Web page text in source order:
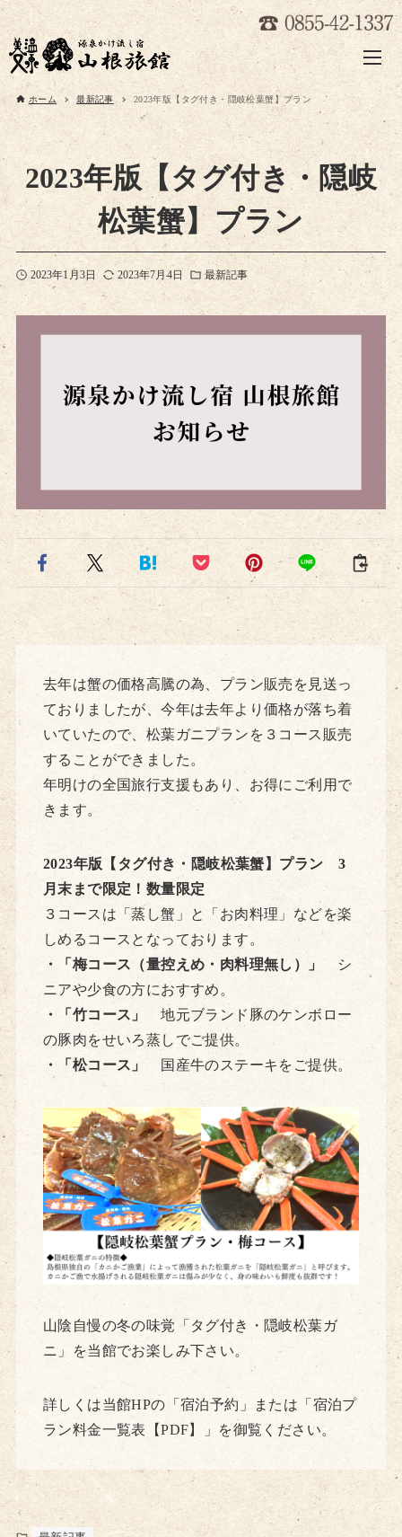
ホーム 最新記事 2023年版【タグ付き・隠岐松葉蟹】プラン
2023年版【タグ付き・隠岐
松葉蟹】プラン
2023年1月3日 2023年7月4日 最新記事
去年は蟹の価格高騰の為、プラン販売を見送っ
ておりましたが、今年は去年より価格が落ち着
いていたので、松葉ガニプランを３コース販売
することができました。
年明けの全国旅行支援もあり、お得にご利用で
きます。
2023年版【タグ付き・隠岐松葉蟹】プラン 3
月末まで限定！数量限定
３コースは「蒸し蟹」と「お肉料理」などを楽
しめるコースとなっております。
・「梅コース（量控えめ・肉料理無し）」 シ
ニアや少食の方におすすめ。
・「竹コース」
地元ブランド豚のケンボロー
の豚肉をせいろ蒸しでご提供。
・「松コース」
国産牛のステーキをご提供。
山陰自慢の冬の味覚「タグ付き・隠岐松葉ガ
ニ」を当館でお楽しみ下さい。
詳しくは当館HPの「宿泊予約」または「宿泊プ
ラン料金一覧表【PDF】」を御覧ください。